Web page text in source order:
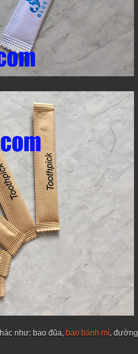
như: bao đũa, bao bánh mì, đường